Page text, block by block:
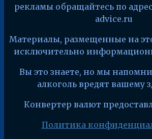
рекламы обращайтесь по
advice.ru
Материалы, размещенные на
исключительно
Вы это знаете, но мы
алкоголь вредят вашему
Конвертер валют
Политика